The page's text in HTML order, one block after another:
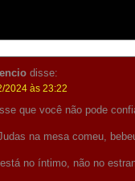
disse:
2024 às 23:22
que você não pode
na mesa comeu,
no íntimo, não no